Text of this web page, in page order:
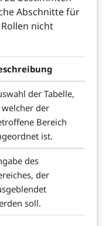
Abschnitte für
nicht
der Tabelle,
welcher der
Bereich
ist.
des
der
soll.